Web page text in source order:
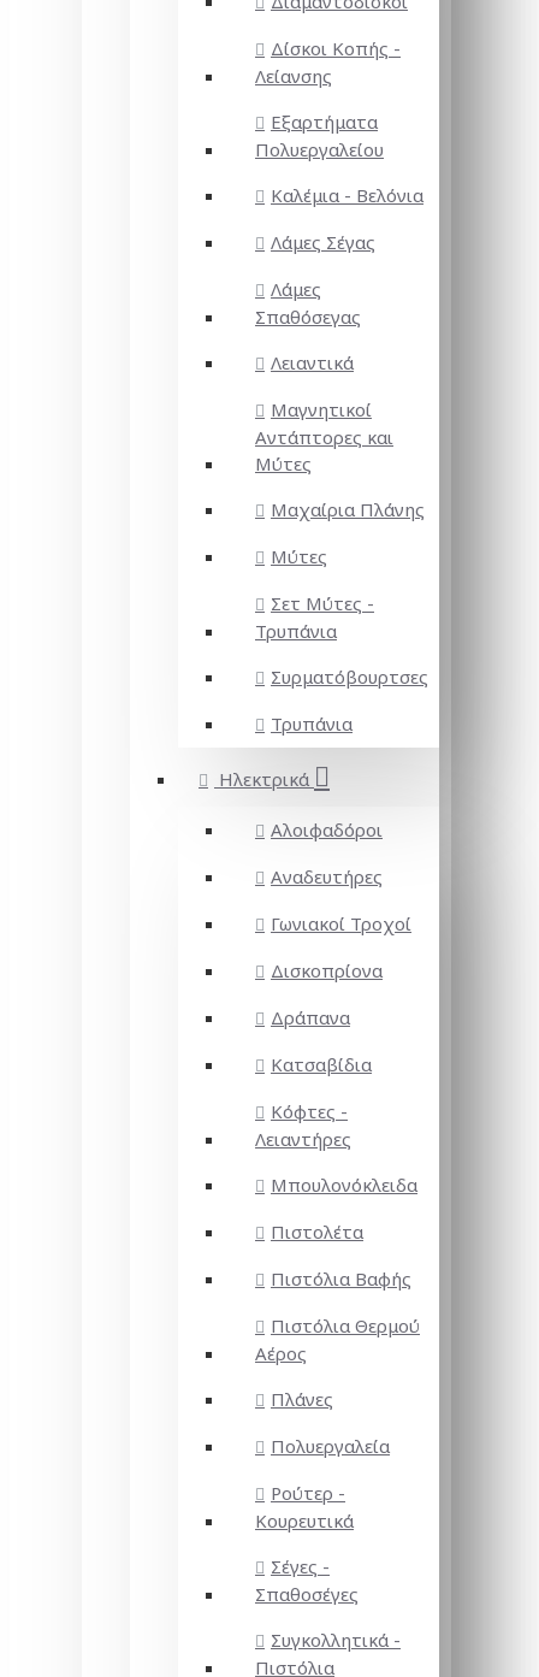
Δίσκοι Κοπής -
Λείανσης
Εξαρτήματα
Πολυεργαλείου
Καλέμια - Βελόνια
Λάμες Σέγας
Λάμες
Σπαθόσεγας
Λειαντικά
Μαγνητικοί
Αντάπτορες και
Μύτες
Μαχαίρια Πλάνης
Μύτες
Σετ Μύτες -
Τρυπάνια
Συρματόβουρτσες
Τρυπάνια
Ηλεκτρικά
Αλοιφαδόροι
Αναδευτήρες
Γωνιακοί Τροχοί
Δισκοπρίονα
Δράπανα
Κατσαβίδια
Κόφτες -
Λειαντήρες
Μπουλονόκλειδα
Πιστολέτα
Πιστόλια Βαφής
Πιστόλια Θερμού
Αέρος
Πλάνες
Πολυεργαλεία
Ρούτερ -
Κουρευτικά
Σέγες -
Σπαθοσέγες
Συγκολλητικά -
Πιστόλια